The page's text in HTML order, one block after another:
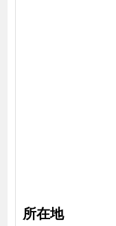
所在地